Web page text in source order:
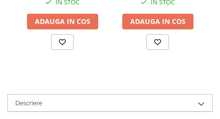
IN STOC
ADAUGA IN COS
IN STOC
ADAUGA IN COS
Descriere